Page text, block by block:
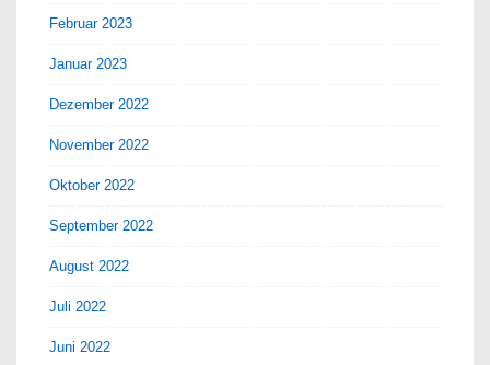
Februar 2023
Januar 2023
Dezember 2022
November 2022
Oktober 2022
September 2022
August 2022
Juli 2022
Juni 2022